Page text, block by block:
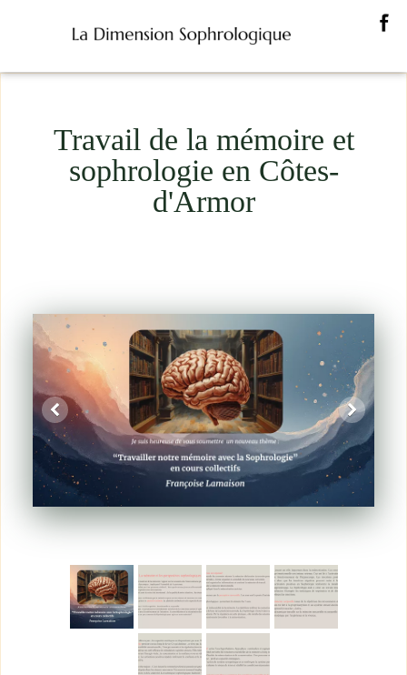
Travail de la mémoire et
sophrologie en Côtes-
d'Armor